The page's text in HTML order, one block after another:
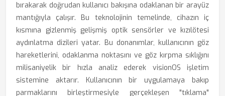
bırakarak doğrudan kullanıcı bakışına odaklanan bir arayüz
mantığıyla çalışır. Bu teknolojinin temelinde, cihazın iç
kısmına gizlenmiş gelişmiş optik sensörler ve kızılötesi
aydınlatma dizileri yatar. Bu donanımlar, kullanıcının göz
hareketlerini, odaklanma noktasını ve göz kırpma sıklığını
milisaniyelik bir hızla analiz ederek visionOS işletim
sistemine aktarır. Kullanıcının bir uygulamaya bakıp
parmaklarını birleştirmesiyle gerçekleşen "tıklama"